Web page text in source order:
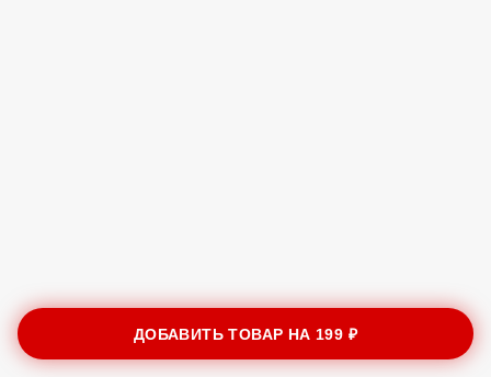
ДОБАВИТЬ ТОВАР НА 199 ₽